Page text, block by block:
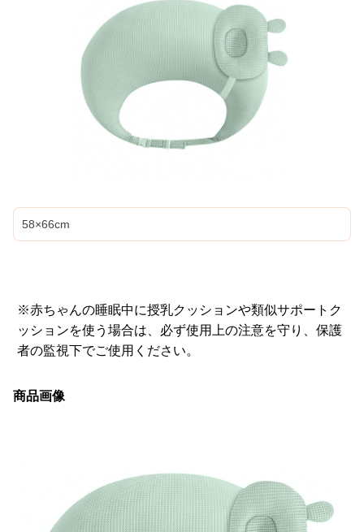
58×66cm
※赤ちゃんの睡眠中に授乳クッションや類似サポートク
ッションを使う場合は、必ず使用上の注意を守り、保護
者の監視下でご使用ください。
商品画像